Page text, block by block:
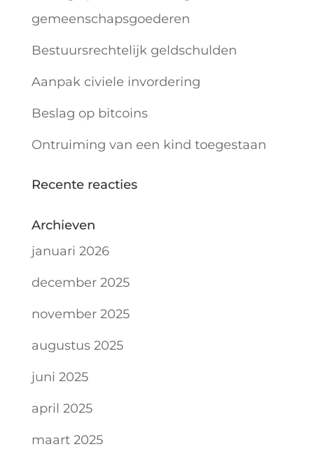
gemeenschapsgoederen
Bestuursrechtelijk geldschulden
Aanpak civiele invordering
Beslag op bitcoins
Ontruiming van een kind toegestaan
Recente reacties
Archieven
januari 2026
december 2025
november 2025
augustus 2025
juni 2025
april 2025
maart 2025